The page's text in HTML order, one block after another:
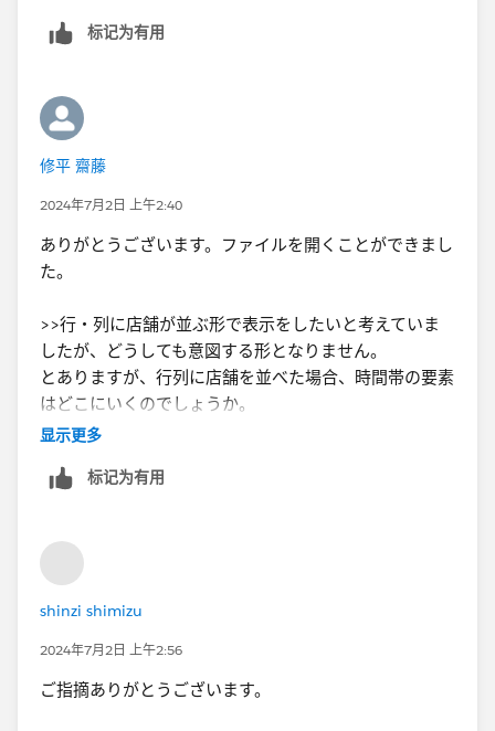
ワークブックを添付しますので、ご自身がお持ちのイメ
ージと比較してみてください。
标记为有用
修平 齋藤
2024年7月2日 上午2:40
ありがとうございます。ファイルを開くことができまし
た。
>>行・列に店舗が並ぶ形で表示をしたいと考えていま
したが、どうしても意図する形となりません。
とありますが、行列に店舗を並べた場合、時間帯の要素
はどこにいくのでしょうか。
に、店舗間の売上変動がどの店舗に影響を与えるのかを
についても、「店舗間の売上変動」というのが何を指し
ているのか分からないので、もう少し詳細に要件や計算
条件を書いていただければと思います。
显示更多
标记为有用
shinzi shimizu
2024年7月2日 上午2:56
ご指摘ありがとうございます。